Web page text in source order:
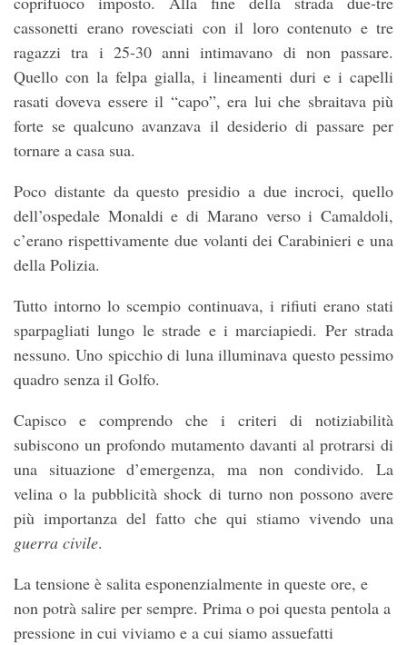
cassonetti erano rovesciati con il loro contenuto e tre
ragazzi tra i 25-30 anni intimavano di non passare.
Quello con la felpa gialla, i lineamenti duri e i capelli
rasati doveva essere il “capo”, era lui che sbraitava più
forte se qualcuno avanzava il desiderio di passare per
tornare a casa sua.
Poco distante da questo presidio a due incroci, quello
dell’ospedale Monaldi e di Marano verso i Camaldoli,
c’erano rispettivamente due volanti dei Carabinieri e una
della Polizia.
Tutto intorno lo scempio continuava, i rifiuti erano stati
sparpagliati lungo le strade e i marciapiedi. Per strada
nessuno. Uno spicchio di luna illuminava questo pessimo
quadro senza il Golfo.
Capisco e comprendo che i criteri di notiziabilità
subiscono un profondo mutamento davanti al protrarsi di
una situazione d’emergenza, ma non condivido. La
velina o la pubblicità shock di turno non possono avere
più importanza del fatto che qui stiamo vivendo una
guerra civile.
La tensione è salita esponenzialmente in queste ore, e
non potrà salire per sempre. Prima o poi questa pentola a
pressione in cui viviamo e a cui siamo assuefatti